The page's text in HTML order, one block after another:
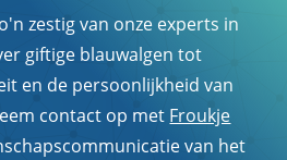
zestig van onze experts in
giftige blauwalgen tot
en de persoonlijkheid van
contact op met Froukje
van het